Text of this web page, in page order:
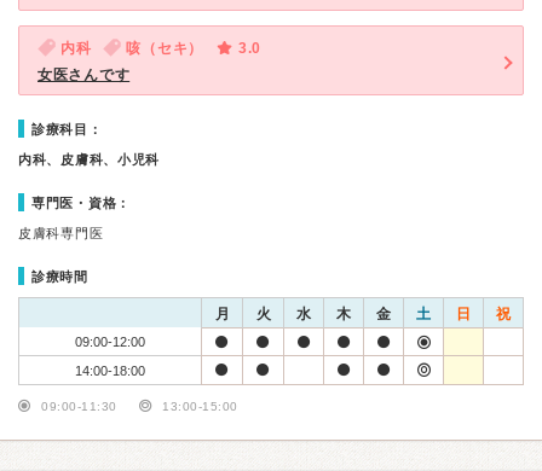
内科 咳（セキ）
3.0
女医さんです
診療科目：
内科、皮膚科、小児科
専門医・資格：
皮膚科専門医
診療時間
月 火 水 木 金 土 日 祝
09:00-12:00
14:00-18:00
09:00-11:30 13:00-15:00